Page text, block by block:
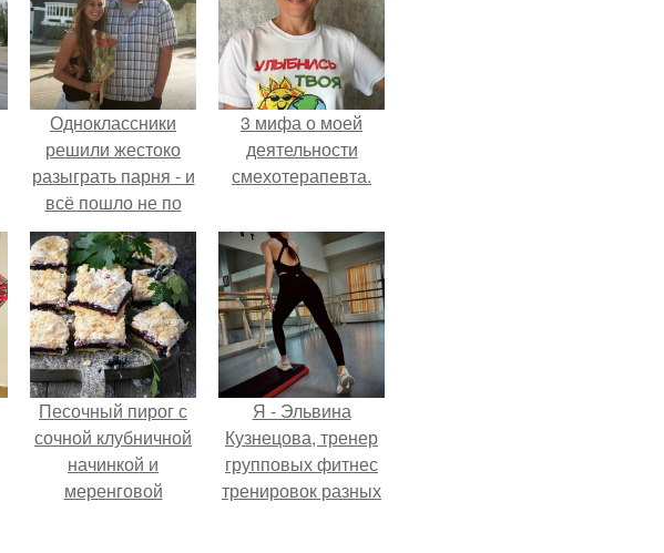
Одноклассники
решили жестоко
разыграть парня - и
всё пошло не по
плану.
3 мифа о моей
деятельности
смехотерапевта.
Песочный пирог с
сочной клубничной
начинкой и
меренговой
Я - Эльвина
Кузнецова, тренер
групповых фитнес
тренировок разных